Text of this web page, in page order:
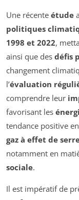
Une récente étude
politiques
1998 et 2022,
ainsi que des défis
changement
l’évaluation
comprendre leur
favorisant les
tendance positive
gaz à effet de
notamment en
sociale.
Il est impératif de